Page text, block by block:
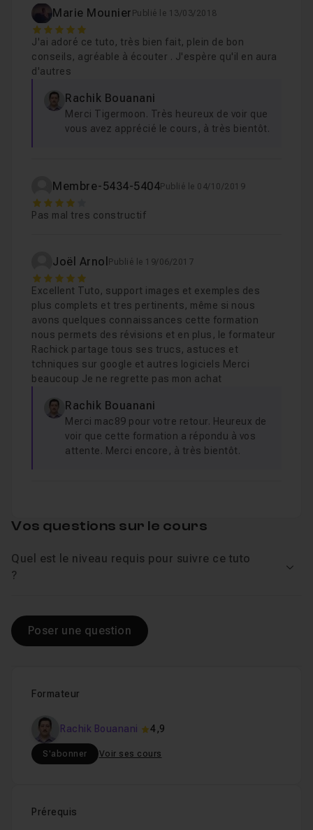
Chapitre 8 : 08 - Conclusion 34s
Marie Mounier Publié le 13/03/2018
5
J'ai adoré ce tuto, très bien fait, plein de bon
conseils, agréable à écouter . J'espère qu'il en aura
d'autres
Rachik Bouanani
Merci Tigermoon. Très heureux de voir que
vous avez apprécié le cours, à très bientôt.
Membre-5434-5404Publié le 04/10/2019
4
Pas mal tres constructif
Joël Arnol Publié le 19/06/2017
5
Excellent Tuto, support images et exemples des
plus complets et tres pertinents, même si nous
avons quelques connaissances cette formation
nous permets des révisions et en plus, le formateur
Rachick partage tous ses trucs, astuces et
tchniques sur google et autres logiciels Merci
beaucoup Je ne regrette pas mon achat
Rachik Bouanani
Merci mac89 pour votre retour. Heureux de
voir que cette formation a répondu à vos
attente. Merci encore, à très bientôt.
Formateur
Rachik Bouanani 4,9
S'abonner Voir ses cours
Prérequis
Vos questions sur le cours
Quel est le niveau requis pour suivre ce tuto
?
Poser une question